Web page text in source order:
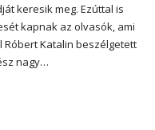
keresik meg. Ezúttal is
kapnak az olvasók, ami
Róbert Katalin beszélgetett
nagy…